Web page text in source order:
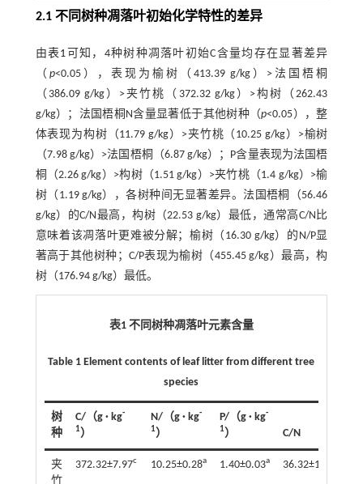
2.1 不同树种凋落叶初始化学特性的差异
由表1 可知，4种树种凋落叶初始C含量均存在显著差异
（ p<0.05），表现为榆树（413.39 g/kg）>法国梧桐
（386.09 g/kg）>夹竹桃（372.32 g/kg）>构树（262.43
g/kg）；法国梧桐N含量显著低于其他树种（p<0.05），整
体表现为构树（11.79 g/kg）>夹竹桃（10.25 g/kg）>榆树
（7.98 g/kg）>法国梧桐（6.87 g/kg）；P含量表现为法国梧
桐（2.26 g/kg）>构树（1.51 g/kg）>夹竹桃（1.4 g/kg）>榆
树（1.19 g/kg），各树种间无显著差异。法国梧桐（56.46
g/kg）的C/N最高，构树（22.53 g/kg）最低，通常高C/N比
意味着该凋落叶更难被分解；榆树（16.30 g/kg）的N/P显
著高于其他树种；C/P表现为榆树（455.45 g/kg）最高，构
树（176.94 g/kg）最低。
表1 不同树种凋落叶元素含量
Table 1 Element contents of leaf litter from different tree
species
树
种
C/（g · kg-
1）
N/（g · kg-
1）
P/（g · kg-
1） C/N
夹
竹
372.32±7.97c 10.25±0.28a 1.40±0.03a 36.32±1.00